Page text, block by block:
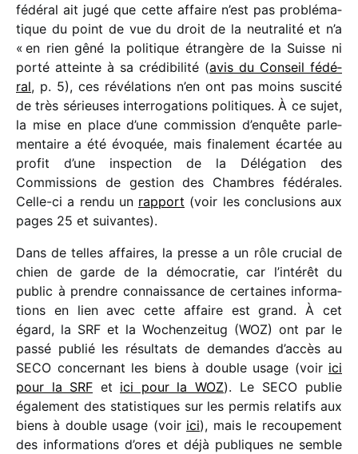
fédé­ral ait jugé que cette affaire n’est pas problé­ma­
tique du point de vue du droit de la neutra­lité et n’a
« en rien gêné la poli­tique étran­gère de la Suisse ni
porté atteinte à sa crédi­bi­lité (avis du Conseil fédé­
ral, p. 5), ces révé­la­tions n’en ont pas moins suscité
de très sérieuses inter­ro­ga­tions poli­tiques. À ce sujet,
la mise en place d’une commis­sion d’en­quête parle­
men­taire a été évoquée, mais fina­le­ment écar­tée au
profit d’une inspec­tion de la Délégation des
Commissions de gestion des Chambres fédé­rales.
Celle-ci a rendu un rapport (voir les conclu­sions aux
pages 25 et suivantes).
Dans de telles affaires, la presse a un rôle crucial de
chien de garde de la démo­cra­tie, car l’intérêt du
public à prendre connais­sance de certaines infor­ma­
tions en lien avec cette affaire est grand. À cet
égard, la SRF et la Wochenzeitug (WOZ) ont par le
passé publié les résul­tats de demandes d’accès au
SECO concer­nant les biens à double usage (voir ici
pour la SRF et ici pour la WOZ). Le SECO publie
égale­ment des statis­tiques sur les permis rela­tifs aux
biens à double usage (voir ici), mais le recou­pe­ment
des infor­ma­tions d’ores et déjà publiques ne semble